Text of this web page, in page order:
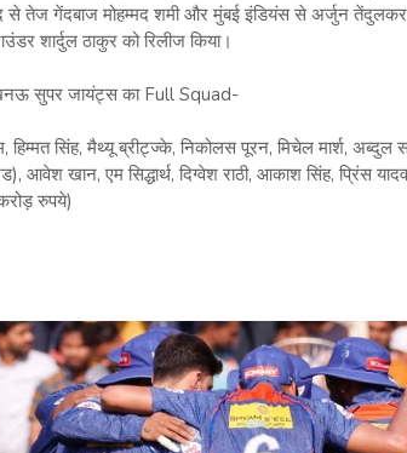
से तेज गेंदबाज मोहम्मद शमी और मुंबई इंडियंस से अर्जुन
शार्दुल ठाकुर को रिलीज किया।
सुपर जायंट्स का Full Squad-
सिंह, मैथ्यू ब्रीट्ज्के, निकोलस पूरन, मिचेल मार्श,
आवेश खान, एम सिद्धार्थ, दिग्वेश राठी, आकाश सिंह, प्रिंस
रुपये)